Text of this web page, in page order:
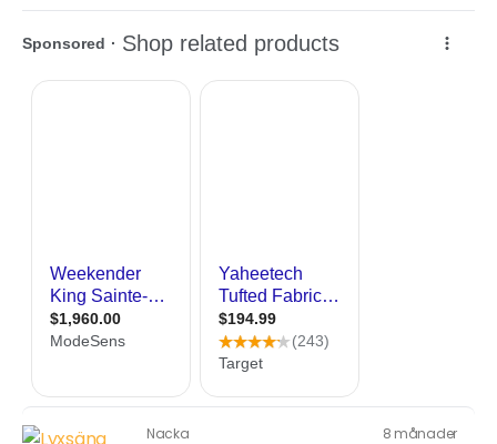
Nacka 8 månader